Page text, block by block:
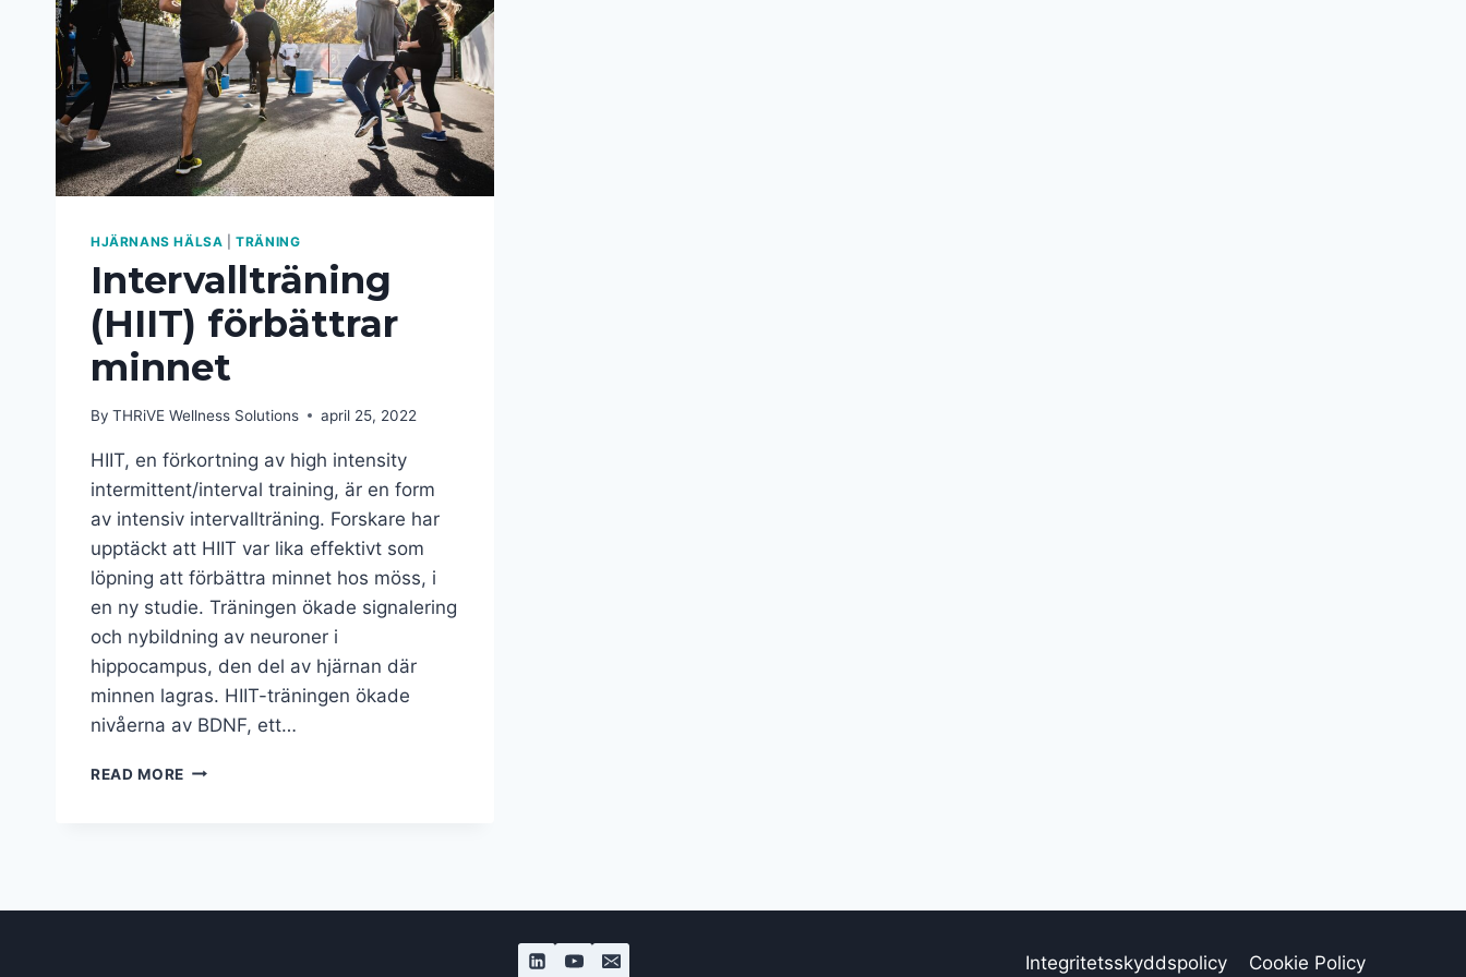
HJÄRNANS HÄLSA |TRÄNING
Intervallträning
(HIIT) förbättrar
minnet
By THRiVE Wellness Solutions april 25, 2022
HIIT, en förkortning av high intensity
intermittent/interval training, är en form
av intensiv intervallträning. Forskare har
upptäckt att HIIT var lika effektivt som
löpning att förbättra minnet hos möss, i
en ny studie. Träningen ökade signalering
och nybildning av neuroner i
hippocampus, den del av hjärnan där
minnen lagras. HIIT-träningen ökade
nivåerna av BDNF, ett…
READ MORE INTERVALLTRÄNING
Integritetsskyddspolicy Cookie Policy